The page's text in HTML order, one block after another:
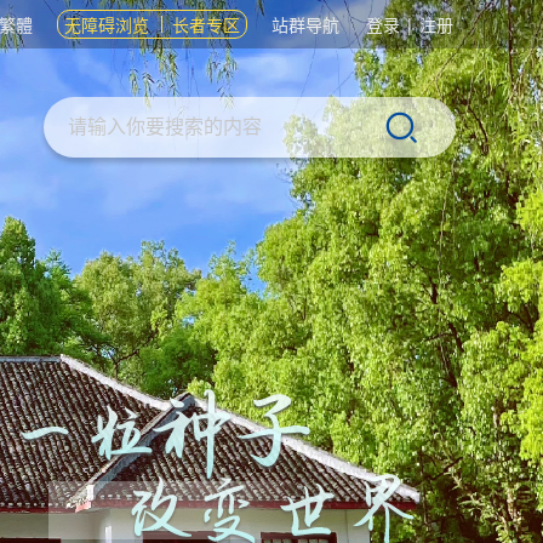
繁體 无障碍浏览 长者专区 站群导航 登录|注册